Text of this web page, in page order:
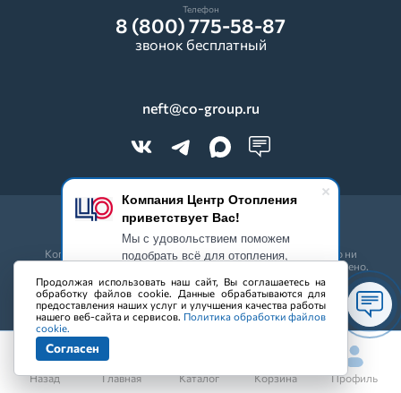
Телефон
8 (800) 775-58-87
звонок бесплатный
neft@co-group.ru
© 2026 CO-Group. Все права защищены.
Копирование всех составляющих частей сайта в какой бы то ни
было форме без разрешения владельца авторских прав запрещено.
Политика конфиденциальности
Компания Центр Отопления
приветствует Вас!
Мы с удовольствием поможем
подобрать всё для отопления,
Расскажем о лучших условиях
покупки и акциях.
Назад Главная Каталог Корзина Профиль
Продолжая использовать наш сайт, Вы соглашаетесь на
обработку файлов cookie. Данные обрабатываются для
предоставления наших услуг и улучшения качества работы
нашего веб-сайта и сервисов. Политика обработки файлов
cookie.
Согласен